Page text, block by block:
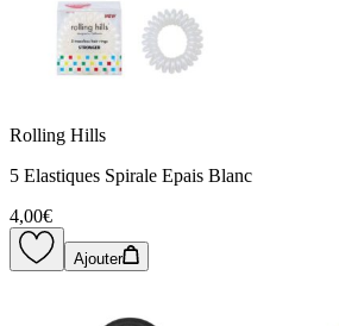
Rolling Hills
5 Elastiques Spirale Epais Blanc
4,00€
Ajouter